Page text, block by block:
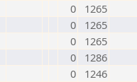
0
1265
0
1265
0
1265
0
1286
0
1246